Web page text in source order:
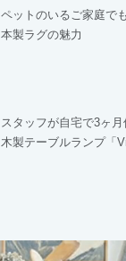
ペットのいるご家庭で
本製ラグの魅力
スタッフが自宅で3ヶ月
木製テーブルランプ「